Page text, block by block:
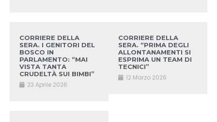
CORRIERE DELLA
SERA. I GENITORI DEL
BOSCO IN
PARLAMENTO: “MAI
VISTA TANTA
CRUDELTÀ SUI BIMBI”
23 Aprile 2026
CORRIERE DELLA
SERA. “PRIMA DEGLI
ALLONTANAMENTI SI
ESPRIMA UN TEAM DI
TECNICI”
12 Marzo 2026